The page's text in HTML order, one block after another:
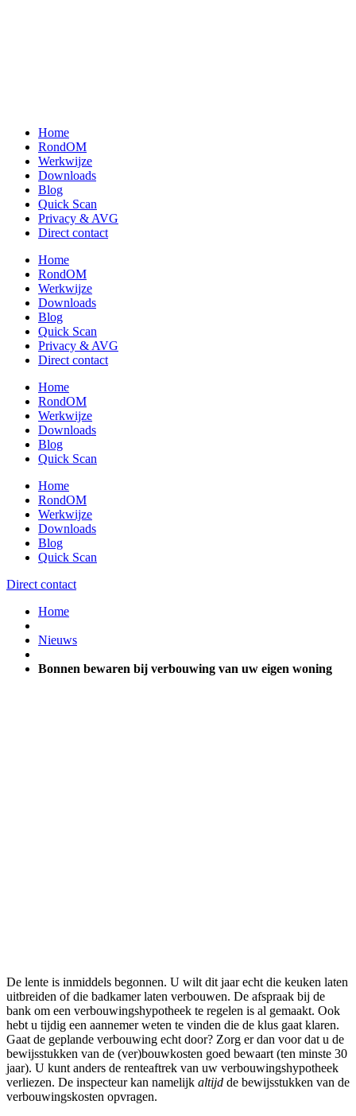
Home
RondOM
Werkwijze
Downloads
Blog
Quick Scan
Privacy & AVG
Direct contact
Home
RondOM
Werkwijze
Downloads
Blog
Quick Scan
Privacy & AVG
Direct contact
Home
RondOM
Werkwijze
Downloads
Blog
Quick Scan
Home
RondOM
Werkwijze
Downloads
Blog
Quick Scan
Direct contact
Home
Nieuws
Bonnen bewaren bij verbouwing van uw eigen woning
De lente is inmiddels begonnen. U wilt dit jaar echt die keuken laten
uitbreiden of die badkamer laten verbouwen. De afspraak bij de
bank om een verbouwingshypotheek te regelen is al gemaakt. Ook
hebt u tijdig een aannemer weten te vinden die de klus gaat klaren.
Gaat de geplande verbouwing echt door? Zorg er dan voor dat u de
bewijsstukken van de (ver)bouwkosten goed bewaart (ten minste 30
jaar). U kunt anders de renteaftrek van uw verbouwingshypotheek
verliezen. De inspecteur kan namelijk altijd de bewijsstukken van de
verbouwingskosten opvragen.